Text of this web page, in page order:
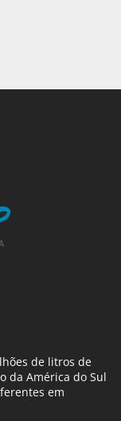
de litros de
da América do Sul
em